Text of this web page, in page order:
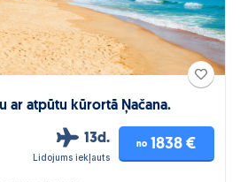
ar atpūtu kūrortā Ņačana.
13d.
Lidojums iekļauts
no 1838 €